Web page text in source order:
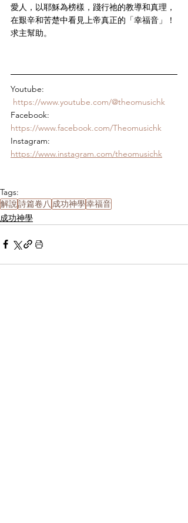
愛人，以耶穌為榜樣，踐行祂的教導和真理，
在艱辛和苦楚中看見上帝真正的「幸福音」！
求主幫助。
Youtube:
https://www.youtube.com/@theomusichk
Facebook:
https://www.facebook.com/Theomusichk
Instagram:
https://www.instagram.com/theomusichk
Tags:
解說詩篇卷八 成功神學幸福音
成功神學